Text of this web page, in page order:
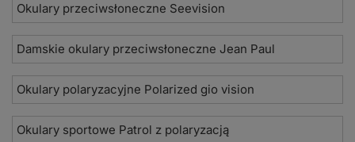
Okulary przeciwsłoneczne Seevision
Damskie okulary przeciwsłoneczne Jean Paul
Okulary polaryzacyjne Polarized gio vision
Okulary sportowe Patrol z polaryzacją